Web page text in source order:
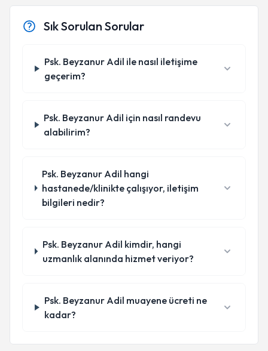
Sık Sorulan Sorular
Psk. Beyzanur Adil ile nasıl iletişime
geçerim?
Psk. Beyzanur Adil için nasıl randevu
alabilirim?
Psk. Beyzanur Adil hangi
hastanede/klinikte çalışıyor, iletişim
bilgileri nedir?
Psk. Beyzanur Adil kimdir, hangi
uzmanlık alanında hizmet veriyor?
Psk. Beyzanur Adil muayene ücreti ne
kadar?